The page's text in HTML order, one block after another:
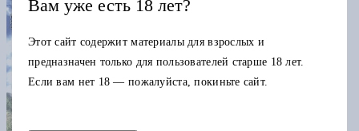
Вам уже есть 18 лет?
Этот сайт содержит материалы для взрослых и
предназначен только для пользователей старше 18 лет.
Если вам нет 18 — пожалуйста, покиньте сайт.